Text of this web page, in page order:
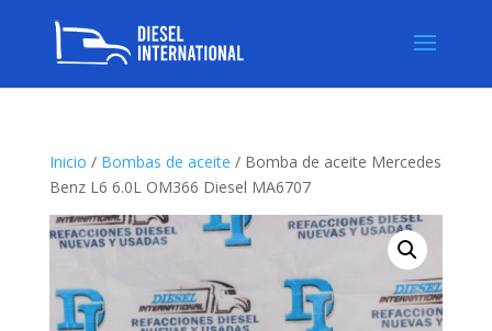
Inicio / Bombas de aceite / Bomba de aceite Mercedes
Benz L6 6.0L OM366 Diesel MA6707